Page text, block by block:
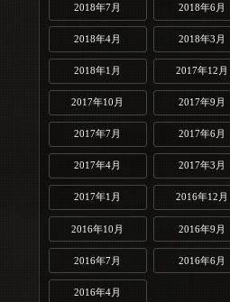
2018年7月 2018年6月
2018年4月 2018年3月
2018年1月 2017年12月
2017年10月 2017年9月
2017年7月 2017年6月
2017年4月 2017年3月
2017年1月 2016年12月
2016年10月 2016年9月
2016年7月 2016年6月
2016年4月